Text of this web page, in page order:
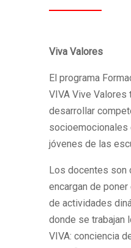
Viva Valores
El programa
VIVA Vive
desarrollar
socioemocionales
jóvenes de las
Los docentes son
encargan de
de actividades
donde se trabajan
VIVA: conciencia